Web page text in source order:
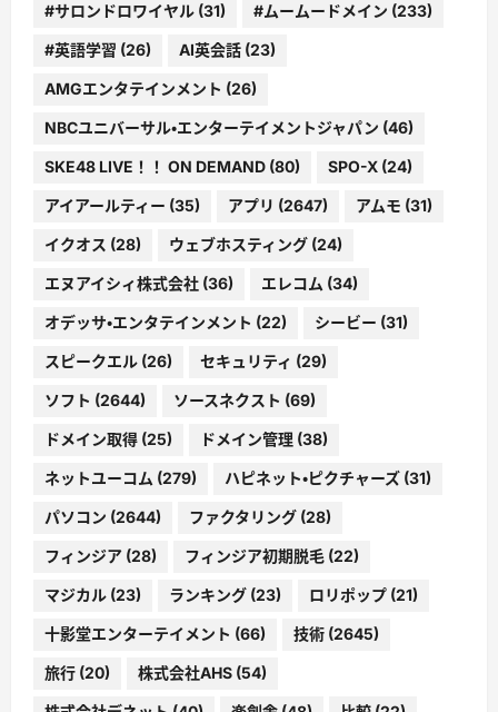
#サロンドロワイヤル (31) #ムームードメイン (233)
#英語学習 (26) AI英会話 (23)
AMGエンタテインメント (26)
NBCユニバーサル・エンターテイメントジャパン (46)
SKE48 LIVE！！ ON DEMAND (80) SPO-X (24)
アイアールティー (35) アプリ (2647) アムモ (31)
イクオス (28) ウェブホスティング (24)
エヌアイシィ株式会社 (36) エレコム (34)
オデッサ・エンタテインメント (22) シービー (31)
スピークエル (26) セキュリティ (29)
ソフト (2644) ソースネクスト (69)
ドメイン取得 (25) ドメイン管理 (38)
ネットユーコム (279) ハピネット・ピクチャーズ (31)
パソコン (2644) ファクタリング (28)
フィンジア (28) フィンジア初期脱毛 (22)
マジカル (23) ランキング (23) ロリポップ (21)
十影堂エンターテイメント (66) 技術 (2645)
旅行 (20) 株式会社AHS (54)